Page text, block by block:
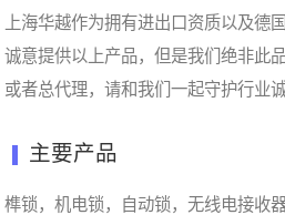
上海华越作为拥有进出口资质以及德
诚意提供以上产品，但是我们绝非此
或者总代理，请和我们一起守护行业
主要产品
榫锁，机电锁，自动锁，无线电接收